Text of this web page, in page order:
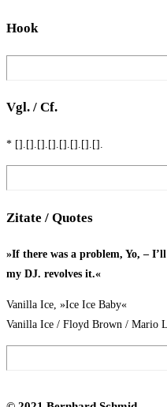
Hook
Vgl. / Cf.
* [].[].[].[].[].[].[].[].
Zita­te / Quotes
»If the­re was a pro­blem, Yo, –
my DJ. revol­ves it.«
Vanil­la Ice, »Ice Ice Baby«
Vanil­la Ice / Floyd Brown / Mario